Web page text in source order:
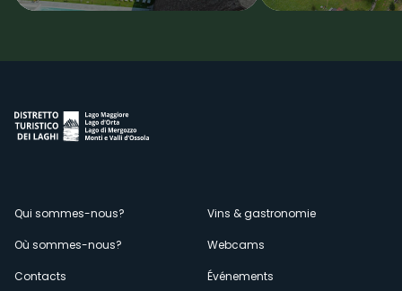
Menù
secondario
Qui sommes-nous?
Où sommes-nous?
Contacts
Vins & gastronomie
Webcams
Événements